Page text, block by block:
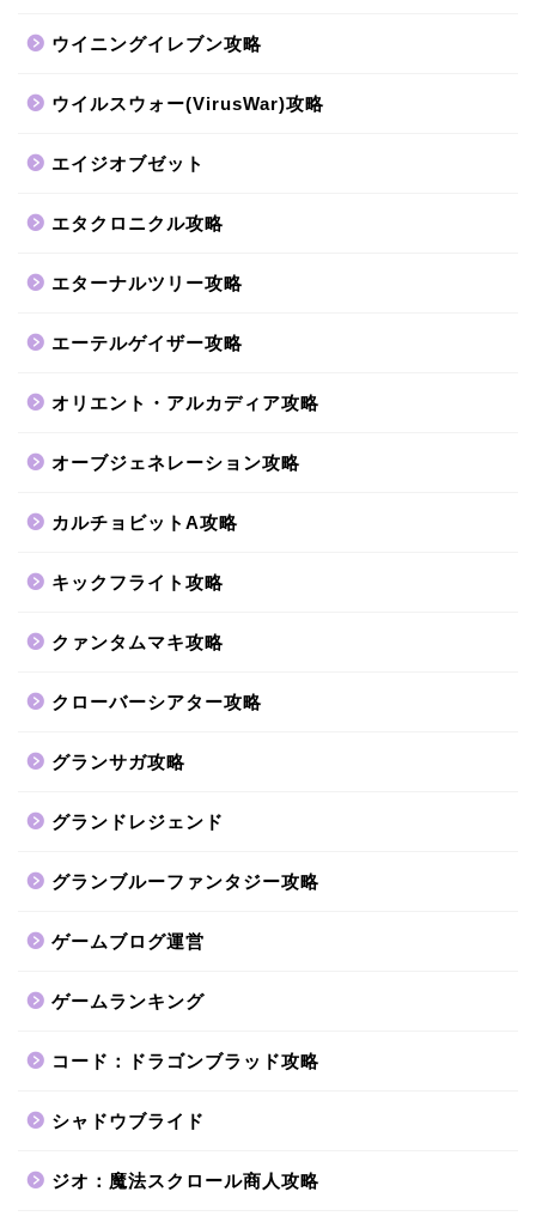
ウイニングイレブン攻略
ウイルスウォー(VirusWar)攻略
エイジオブゼット
エタクロニクル攻略
エターナルツリー攻略
エーテルゲイザー攻略
オリエント・アルカディア攻略
オーブジェネレーション攻略
カルチョビットA攻略
キックフライト攻略
クァンタムマキ攻略
クローバーシアター攻略
グランサガ攻略
グランドレジェンド
グランブルーファンタジー攻略
ゲームブログ運営
ゲームランキング
コード：ドラゴンブラッド攻略
シャドウブライド
ジオ：魔法スクロール商人攻略